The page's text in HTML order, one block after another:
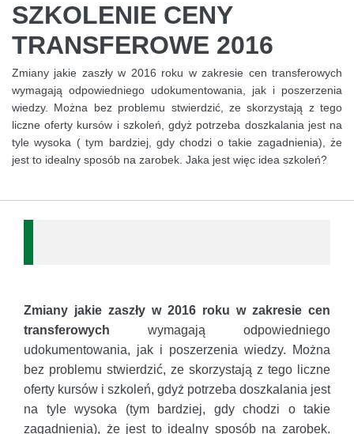
SZKOLENIE CENY
TRANSFEROWE 2016
Zmiany jakie zaszły w 2016 roku w zakresie cen transferowych
wymagają odpowiedniego udokumentowania, jak i poszerzenia
wiedzy. Można bez problemu stwierdzić, ze skorzystają z tego
liczne oferty kursów i szkoleń, gdyż potrzeba doszkalania jest na
tyle wysoka ( tym bardziej, gdy chodzi o takie zagadnienia), że
jest to idealny sposób na zarobek. Jaka jest więc idea szkoleń?
Zmiany jakie zaszły w 2016 roku w zakresie cen
transferowych wymagają odpowiedniego
udokumentowania, jak i poszerzenia wiedzy. Można
bez problemu stwierdzić, ze skorzystają z tego liczne
oferty kursów i szkoleń, gdyż potrzeba doszkalania jest
na tyle wysoka (tym bardziej, gdy chodzi o takie
zagadnienia), że jest to idealny sposób na zarobek.